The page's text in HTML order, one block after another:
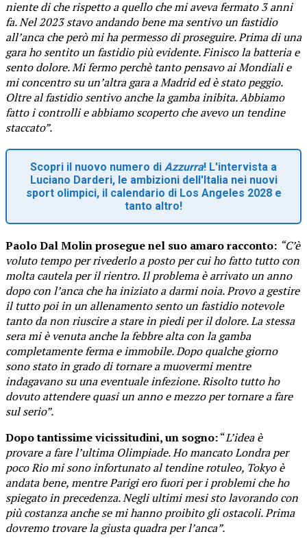
niente di che rispetto a quello che mi aveva fermato 3 anni
fa. Nel 2023 stavo andando bene ma sentivo un fastidio
all’anca che però mi ha permesso di proseguire. Prima di una
gara ho sentito un fastidio più evidente. Finisco la batteria e
sento dolore. Mi fermo perchè tanto pensavo ai Mondiali e
mi concentro su un’altra gara a Madrid ed è stato peggio.
Oltre al fastidio sentivo anche la gamba inibita. Abbiamo
fatto i controlli e abbiamo scoperto che avevo un tendine
staccato”.
Scopri il nuovo numero di Azzurra! L'intervista a
Luciano Darderi, le ambizioni dell'Italia nei nuovi
sport olimpici, il calendario di Los Angeles 2028 e
tanto altro!
Paolo Dal Molin prosegue nel suo amaro racconto: “C’è
voluto tempo per rivederlo a posto per cui ho fatto tutto con
molta cautela per il rientro. Il problema è arrivato un anno
dopo con l’anca che ha iniziato a darmi noia. Provo a gestire
il tutto poi in un allenamento sento un fastidio notevole
tanto da non riuscire a stare in piedi per il dolore. La stessa
sera mi è venuta anche la febbre alta con la gamba
completamente ferma e immobile. Dopo qualche giorno
sono stato in grado di tornare a muovermi mentre
indagavano su una eventuale infezione. Risolto tutto ho
dovuto attendere quasi un anno e mezzo per tornare a fare
sul serio”.
Dopo tantissime vicissitudini, un sogno:“L’idea è
provare a fare l’ultima Olimpiade. Ho mancato Londra per
poco Rio mi sono infortunato al tendine rotuleo, Tokyo è
andata bene, mentre Parigi ero fuori per i problemi che ho
spiegato in precedenza. Negli ultimi mesi sto lavorando con
più costanza anche se mi hanno proibito gli ostacoli. Prima
dovremo trovare la giusta quadra per l’anca”.